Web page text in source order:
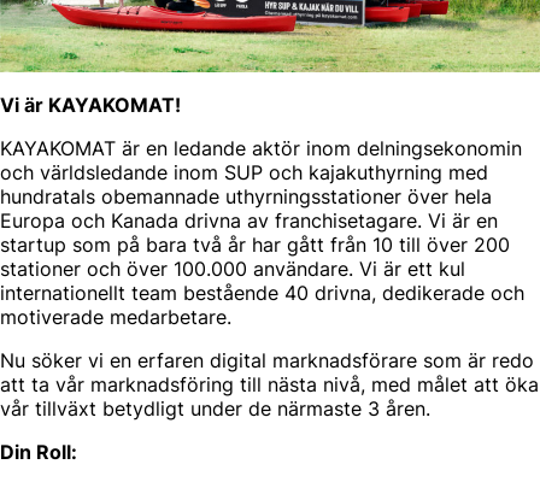
Vi är KAYAKOMAT!
KAYAKOMAT är en ledande aktör inom delningsekonomin
och världsledande inom SUP och kajakuthyrning med
hundratals obemannade uthyrningsstationer över hela
Europa och Kanada drivna av franchisetagare. Vi är en
startup som på bara två år har gått från 10 till över 200
stationer och över 100.000 användare. Vi är ett kul
internationellt team bestående 40 drivna, dedikerade och
motiverade medarbetare.
Nu söker vi en erfaren digital marknadsförare som är redo
att ta vår marknadsföring till nästa nivå, med målet att öka
vår tillväxt betydligt under de närmaste 3 åren.
Din Roll: